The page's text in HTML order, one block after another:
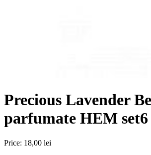
Precious Lavender
parfumate HEM set6
Price: 18,00 lei